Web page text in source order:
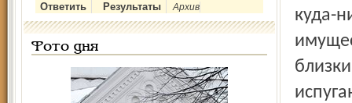
Архив
Фото дня
куда-